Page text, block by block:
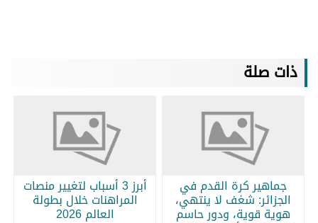
ذات صلة
جماهير كرة القدم في
الجزائر: شغف لا ينتهي،
هوية قوية، ودور حاسم
أبرز 3 أسباب لتغيير منصات
المراهنات خلال بطولة
العالم 2026